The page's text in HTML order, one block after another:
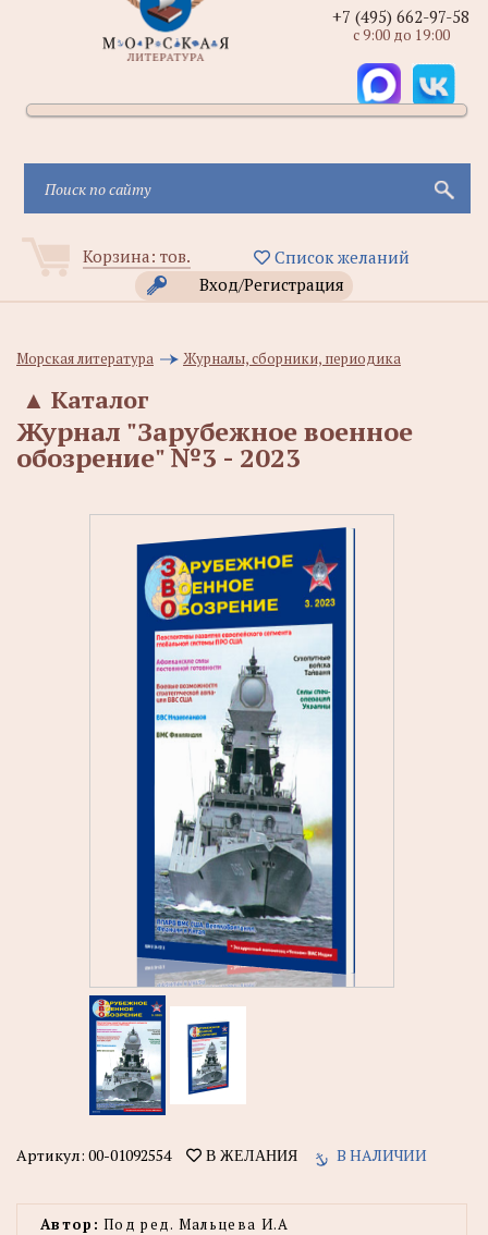
Корзина: тов.
Список желаний
Вход/Регистрация
+7 (495) 662-97-58
с 9:00 до 19:00
Морская литература Журналы, сборники, периодика
Каталог
▲
Журнал "Зарубежное военное
обозрение" №3 - 2023
Артикул: 00-01092554 В ЖЕЛАНИЯ В НАЛИЧИИ
Автор: Под ред. Мальцева И.А